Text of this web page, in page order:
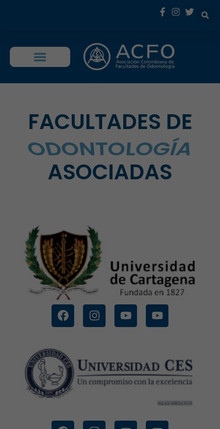
FACULTADES DE
ODONTOLOGÍA
ASOCIADAS
UNIVERSIDAD DE CARTAGENA
CONOCE MÁS
UNIVERSIDAD CES
CONOCE MÁS